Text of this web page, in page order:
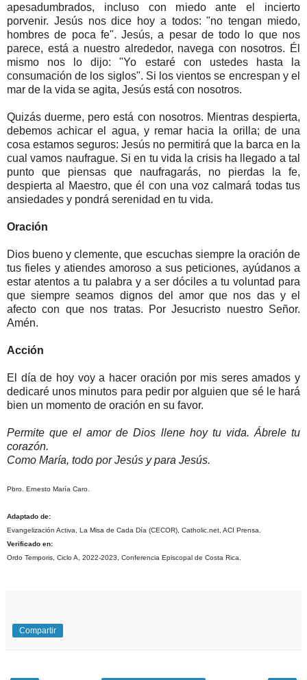
apesadumbrados, incluso con miedo ante el incierto
porvenir. Jesús nos dice hoy a todos: "no tengan miedo,
hombres de poca fe". Jesús, a pesar de todo lo que nos
parece, está a nuestro alrededor, navega con nosotros. Él
mismo nos lo dijo: "Yo estaré con ustedes hasta la
consumación de los siglos". Si los vientos se encrespan y el
mar de la vida se agita, Jesús está con nosotros.
Quizás duerme, pero está con nosotros. Mientras despierta,
debemos achicar el agua, y remar hacia la orilla; de una
cosa estamos seguros: Jesús no permitirá que la barca en la
cual vamos naufrague. Si en tu vida la crisis ha llegado a tal
punto que piensas que naufragarás, no pierdas la fe,
despierta al Maestro, que él con una voz calmará todas tus
ansiedades y pondrá serenidad en tu vida.
Oración
Dios bueno y clemente, que escuchas siempre la oración de
tus fieles y atiendes amoroso a sus peticiones, ayúdanos a
estar atentos a tu palabra y a ser dóciles a tu voluntad para
que siempre seamos dignos del amor que nos das y el
afecto con que nos tratas. Por Jesucristo nuestro Señor.
Amén.
Acción
El día de hoy voy a hacer oración por mis seres amados y
dedicaré unos minutos para pedir por alguien que sé le hará
bien un momento de oración en su favor.
Permite que el amor de Dios llene hoy tu vida. Ábrele tu
corazón.
Como María, todo por Jesús y para Jesús.
Pbro. Ernesto María Caro.
Adaptado de:
Evangelización Activa, La Misa de Cada Día (CECOR), Catholic.net, ACI Prensa.
Verificado en:
Ordo Temporis, Ciclo A, 2022-2023, Conferencia Episcopal de Costa Rica.
Compartir